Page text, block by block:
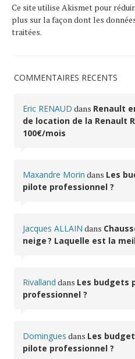
Ce site utilise Akismet pour
plus sur la façon dont les
traitées.
COMMENTAIRES RÉCENTS
Eric RENAUD dans Renault
de location de la Renault
100€/mois
Maxandre Morin dans Les
pilote professionnel ?
Jacques ALLAIN dans
neige ? Laquelle est la
Rivalland dans Les budgets
professionnel ?
Domingues dans Les
pilote professionnel ?